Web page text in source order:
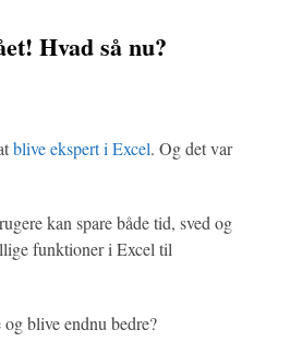
Hvad så nu?
blive ekspert i Excel. Og det var
kan spare både tid, sved og
funktioner i Excel til
blive endnu bedre?